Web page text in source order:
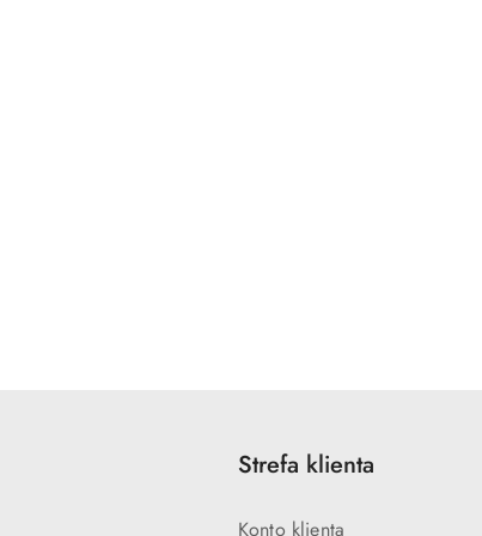
Strefa klienta
Konto klienta